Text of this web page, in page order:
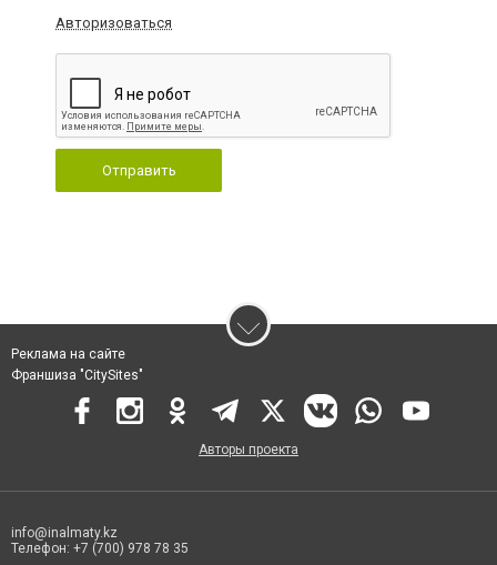
Авторизоваться
Отправить
Реклама на сайте
Франшиза "CitySites"
Авторы проекта
info@inalmaty.kz
Телефон: +7 (700) 978 78 35